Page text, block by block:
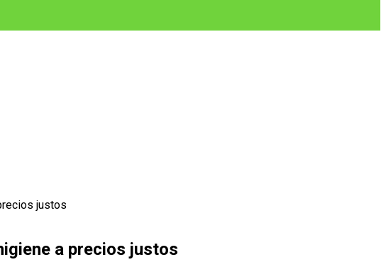
justos
a precios justos